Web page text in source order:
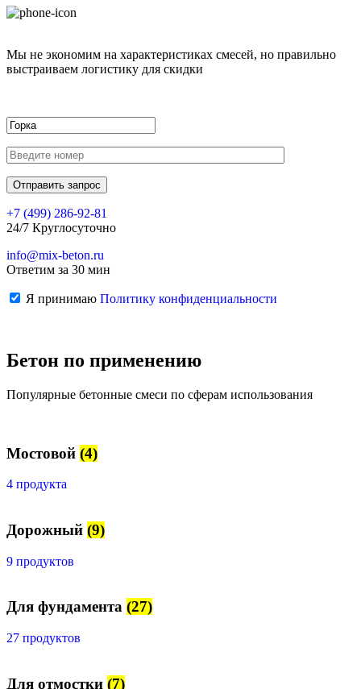
Мы не экономим на характеристиках смесей, но правильно
выстраиваем логистику для скидки
+7 (499) 286-92-81
24/7 Круглосуточно
info@mix-beton.ru
Ответим за 30 мин
Я принимаю Политику конфиденциальности
Бетон по применению
Популярные бетонные смеси по сферам использования
Мостовой (4)
4 продукта
Дорожный (9)
9 продуктов
Для фундамента (27)
27 продуктов
Для отмостки (7)